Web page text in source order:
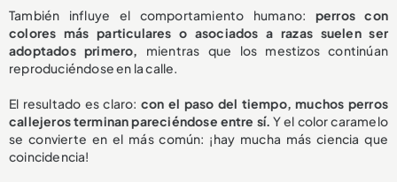
También influye el comportamiento humano: perros con
colores más particulares o asociados a razas suelen ser
adoptados primero, mientras que los mestizos continúan
reproduciéndose en la calle.
El resultado es claro: con el paso del tiempo, muchos perros
callejeros terminan pareciéndose entre sí. Y el color caramelo
se convierte en el más común: ¡hay mucha más ciencia que
coincidencia!